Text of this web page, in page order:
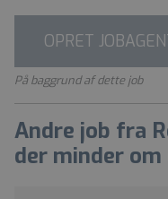
OPRET
På baggrund af dette job
Andre job fra
der minder